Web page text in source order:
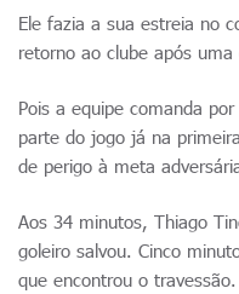
Ele fazia a sua estreia no
retorno ao clube após uma
Pois a equipe comanda
parte do jogo já na
de perigo à meta
Aos 34 minutos, Thiago
goleiro salvou. Cinco
que encontrou o travessão.